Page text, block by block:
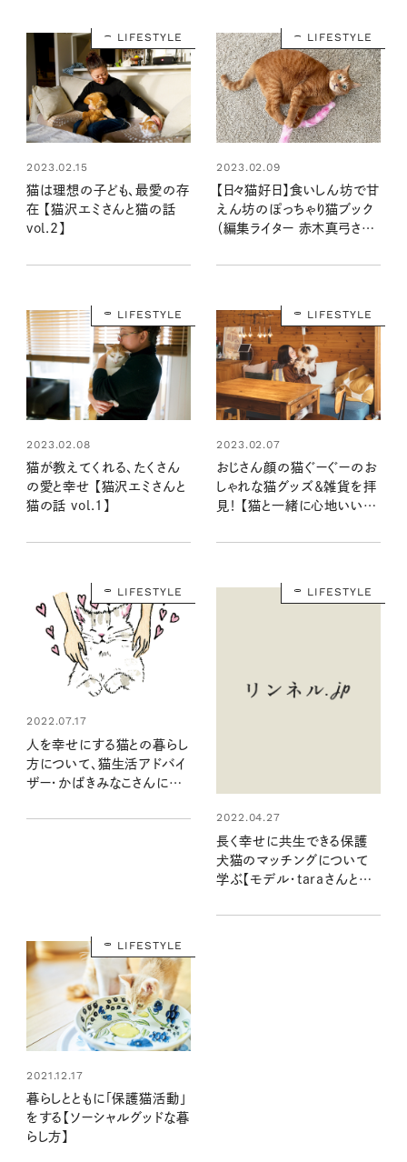
LIFESTYLE
2023.02.15
猫は理想の子ども、最愛の存
在 【猫沢エミさんと猫の話
vol.2】
LIFESTYLE
2023.02.09
【日々猫好日】食いしん坊で甘
えん坊のぽっちゃり猫ブック
（編集ライター 赤木真弓さん
LIFESTYLE
2023.02.08
猫が教えてくれる、たくさん
の愛と幸せ 【猫沢エミさんと
猫の話 vol.1】
LIFESTYLE
2023.02.07
おじさん顔の猫ぐーぐーのお
しゃれな猫グッズ＆雑貨を拝
見！ 【猫と一緒に心地いい暮
LIFESTYLE
2022.07.17
人を幸せにする猫との暮らし
方について、猫生活アドバイ
ザー・かばきみなこさんに聞
LIFESTYLE
2022.04.27
長く幸せに共生できる保護
犬猫のマッチングについて
学ぶ【モデル・taraさんと考
LIFESTYLE
2021.12.17
暮らしとともに「保護猫活動」
をする【ソーシャルグッドな暮
らし方】